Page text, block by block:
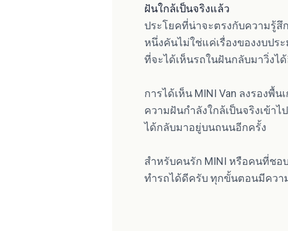
ฝันใกล้เป็นจริงแล้ว
ประโยคที่น่าจะตรงกับความรู้สึ
หนึ่งคันไม่ใช่แค่เรื่องของงบปร
ที่จะได้เห็นรถในฝันกลับมาวิ่งไ
การได้เห็น MINI Van ลงรอง
ความฝันกำลังใกล้เป็นจริงเข้า
ได้กลับมาอยู่บนถนนอีกครั้ง
สำหรับคนรัก MINI หรือคนที่ช
ทำรถได้ดีครับ ทุกขั้นตอนมีควา